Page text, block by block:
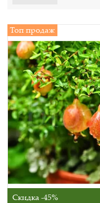
Топ продаж
Скидка -45%